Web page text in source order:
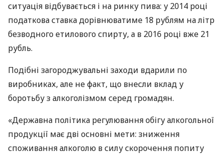
ситуація відбувається і на ринку пива: у 2014 році
податкова ставка дорівнюватиме 18 рублям на літр
безводного етилового спирту, а в 2016 році вже 21
рубль.
Подібні загороджувальні заходи вдарили по
виробниках, але не факт, що внесли вклад у
боротьбу з алкоголізмом серед громадян.
«Державна політика регулювання обігу алкогольної
продукції має дві основні мети: зниження
споживання алкоголю в силу скорочення попиту